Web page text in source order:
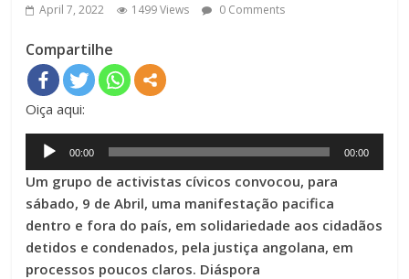
April 7, 2022 1499 Views 0 Comments
Compartilhe
Oiça aqui:
Audio
Player
00:00 00:00
Um grupo de activistas cívicos convocou, para
sábado, 9 de Abril, uma manifestação pacifica
dentro e fora do país, em solidariedade aos cidadãos
detidos e condenados, pela justiça angolana, em
processos poucos claros. Diáspora